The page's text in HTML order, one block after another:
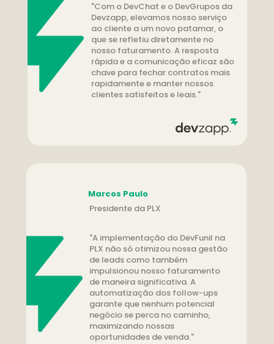
"Com o DevChat e o DevGrupos da
Devzapp, elevamos nosso serviço
ao cliente a um novo patamar, o
que se refletiu diretamente no
nosso faturamento. A resposta
rápida e a comunicação eficaz são
chave para fechar contratos mais
rapidamente e manter nossos
clientes satisfeitos e leais."
Marcos Paulo
Presidente da PLX
"A implementação do DevFunil na
PLX não só otimizou nossa gestão
de leads como também
impulsionou nosso faturamento
de maneira significativa. A
automatização dos follow-ups
garante que nenhum potencial
negócio se perca no caminho,
maximizando nossas
oportunidades de venda."